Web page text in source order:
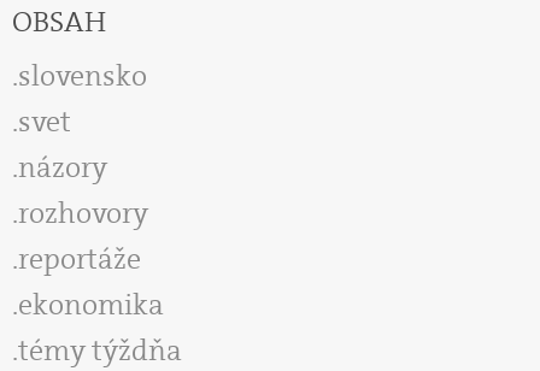
OBSAH
slovensko
svet
názory
rozhovory
reportáže
ekonomika
témy týždňa